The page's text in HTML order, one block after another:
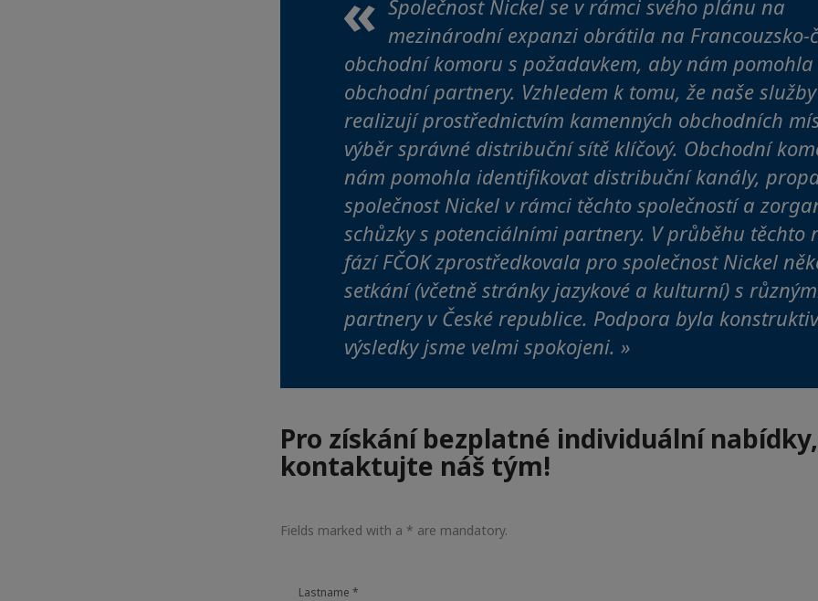
Společnost Nickel se v rámci svého plánu na
mezinárodní expanzi obrátila na Francouzsko-
obchodní komoru s požadavkem, aby nám
obchodní partnery. Vzhledem k tomu, že naše
realizují prostřednictvím kamenných obchodních
výběr správné distribuční sítě klíčový. Obchodní
nám pomohla identifikovat distribuční kanály,
společnost Nickel v rámci těchto společností a
schůzky s potenciálními partnery. V průběhu těchto
fází FČOK zprostředkovala pro společnost Nickel
setkání (včetně stránky jazykové a kulturní) s
partnery v České republice. Podpora byla
výsledky jsme velmi spokojeni. »
Pro získání bezplatné individuální nabídky,
kontaktujte náš tým!
Fields marked with a * are mandatory.
Lastname *